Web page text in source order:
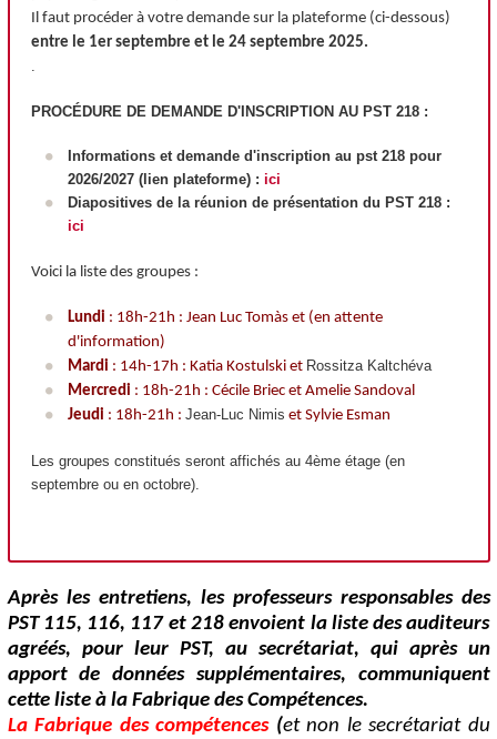
Il faut procéder à votre demande sur la plateforme (ci-dessous)
entre le 1er septembre et le 24 septembre 2025.
.
PROCÉDURE DE DEMANDE D'INSCRIPTION AU PST 218 :
Informations et demande d'inscription au pst 218 pour
2026/2027 (lien plateforme) : ici
Diapositives de la réunion de présentation du PST 218 :
ici
Voici la liste des groupes :
Lundi : 18h-21h : Jean Luc Tomàs et (en attente
d'information)
Mardi : 14h-17h : Katia Kostulski et Rossitza Kaltchéva
Mercredi : 18h-21h : Cécile Briec et Amelie Sandoval
Jeudi : 18h-21h : Jean-Luc Nimis et Sylvie Esman
Les groupes constitués seront affichés au 4ème étage (en
septembre ou en octobre).
Après les entretiens, les professeurs responsables des
PST 115, 116, 117 et 218 envoient la liste des auditeurs
agréés, pour leur PST, au secrétariat, qui après un
apport de données supplémentaires, communiquent
cette liste à la Fabrique des Compétences.
La Fabrique des compétences (et non le secrétariat du